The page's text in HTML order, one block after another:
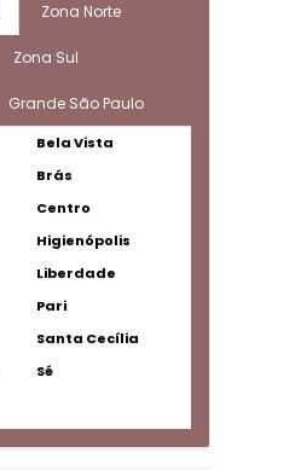
Zona Norte
Zona Sul
Grande São Paulo
Bela Vista
Brás
Centro
Higienópolis
Liberdade
Pari
Santa Cecília
Sé